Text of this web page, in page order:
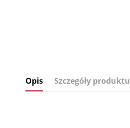
Opis Szczegóły produktu